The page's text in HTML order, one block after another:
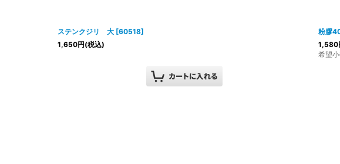
ステンクジリ 大 [60518]
1,650円(税込)
粉膠
1,580
希望